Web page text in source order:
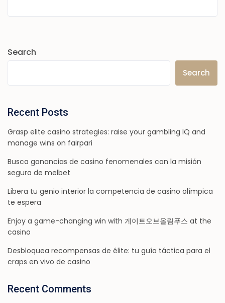
Search
Search
Recent Posts
Grasp elite casino strategies: raise your gambling IQ and
manage wins on fairpari
Busca ganancias de casino fenomenales con la misión
segura de melbet
Libera tu genio interior la competencia de casino olímpica
te espera
Enjoy a game-changing win with 게이트오브올림푸스 at the
casino
Desbloquea recompensas de élite: tu guía táctica para el
craps en vivo de casino
Recent Comments